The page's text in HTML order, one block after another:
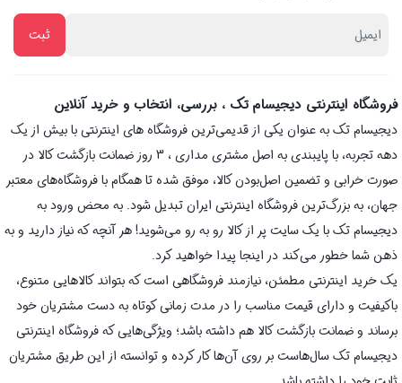
فروشگاه اینترنتی دیجیسام تک ، بررسی، انتخاب و خرید آنلاین
دیجیسام تک به عنوان یکی از قدیمی‌ترین فروشگاه های اینترنتی با بیش از یک
دهه تجربه، با پایبندی به اصل مشتری مداری ، 3 روز ضمانت بازگشت کالا در
صورت خرابی و تضمین اصل‌بودن کالا، موفق شده تا همگام با فروشگاه‌های معتبر
جهان، به بزرگ‌ترین فروشگاه اینترنتی ایران تبدیل شود. به محض ورود به
دیجیسام تک با یک سایت پر از کالا رو به رو می‌شوید! هر آنچه که نیاز دارید و به
ذهن شما خطور می‌کند در اینجا پیدا خواهید کرد.
یک خرید اینترنتی مطمئن، نیازمند فروشگاهی است که بتواند کالاهایی متنوع،
باکیفیت و دارای قیمت مناسب را در مدت زمانی کوتاه به دست مشتریان خود
برساند و ضمانت بازگشت کالا هم داشته باشد؛ ویژگی‌هایی که فروشگاه اینترنتی
دیجیسام تک سال‌هاست بر روی آن‌ها کار کرده و توانسته از این طریق مشتریان